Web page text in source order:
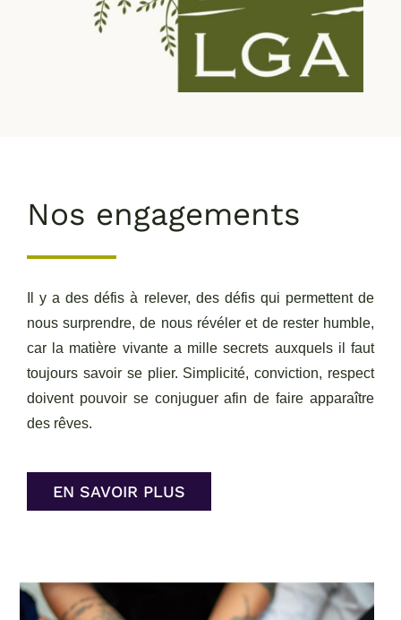
Nos engagements
Il y a des défis à relever, des défis qui permettent de
nous surprendre, de nous révéler et de rester humble,
car la matière vivante a mille secrets auxquels il faut
toujours savoir se plier. Simplicité, conviction, respect
doivent pouvoir se conjuguer afin de faire apparaître
des rêves.
EN SAVOIR PLUS